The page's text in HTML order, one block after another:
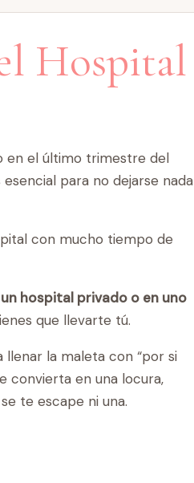
Hospital
en el último trimestre del
para no dejarse nada
con mucho tiempo de
hospital privado o en uno
que llevarte tú.
llenar la maleta con “por si
convierta en una locura,
te escape ni una.